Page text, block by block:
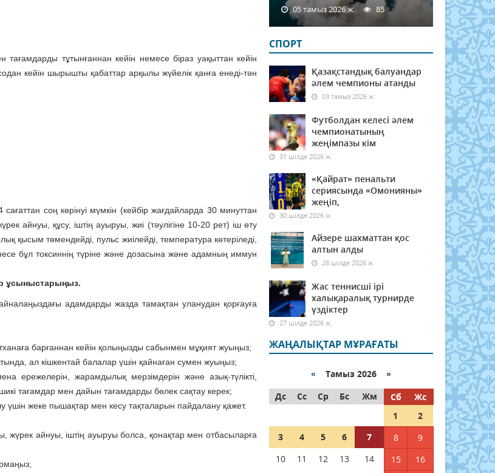
тағамдарды тұтынғаннан кейін немесе біраз уақыттан кейін
кейін шырышты қабаттар арқылы жүйелік қанға енеді-тән
соң көрінуі мүмкін (кейбір жағдайларда 30 минуттан
айнуы, құсу, іштің ауыруы, жиі (тәулігіне 10-20 рет) іш өту
төмендейді, пульс жиілейді, температура көтеріледі,
бұл токсиннің түріне және дозасына және адамның иммун
ұсыныстарыңыз.
адамдарды жазда тамақтан уланудан қорғауға
барғаннан кейін қолыңызды сабынмен мұқият жуыңыз;
ал кішкентай балалар үшін қайнаған сумен жуыңыз;
ережелерін, жарамдылық мерзімдерін және азық-түлікті,
тағамдар мен дайын тағамдарды бөлек сақтау керек;
жеке пышақтар мен кесу тақталарын пайдалану қажет.
жүрек айнуы, іштің ауыруы болса, қонақтар мен отбасыларға
05 тамыз 2026 ж. 85
СПОРТ
Қазақстандық балуандар
әлем чемпионы атанды
03 тамыз 2026 ж.
Футболдан келесі әлем
чемпионатының
жеңімпазы кім
31 шілде 2026 ж.
«Қайрат» пенальти
сериясында «Омонияны»
жеңіп,
30 шілде 2026 ж.
Айзере шахматтан қос
алтын алды
28 шілде 2026 ж.
Жас теннисші ірі
халықаралық турнирде
үздіктер
27 шілде 2026 ж.
ЖАҢАЛЫҚТАР МҰРАҒАТЫ
« Тамыз 2026 »
Дс
Сс Ср Бс Жм Сб
Жс
1
2
3
4 5 6 7 8
9
10
11 12 13 14 15
16